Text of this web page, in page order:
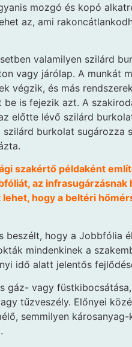
mozgó és kopó
az, ami
valamilyen szilárd
vagy járólap. A munkát
végzik, és más
be is fejezik azt. A
előtte lévő szilárd
burkolat sugározza
szakértő példaként
az
hogy a beltéri
beszélt, hogy a Jobbfólia
mindenkinek a
idő alatt jelentős
gáz- vagy
tűzveszély. Előnyei
semmilyen